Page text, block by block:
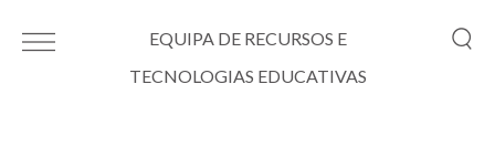
EQUIPA DE RECURSOS E
TECNOLOGIAS EDUCATIVAS